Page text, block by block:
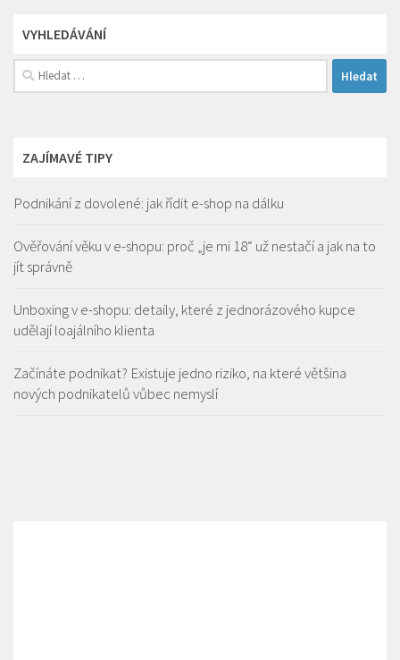
VYHLEDÁVÁNÍ
Vyhledávání
ZAJÍMAVÉ TIPY
Podnikání z dovolené: jak řídit e-shop na dálku
Ověřování věku v e-shopu: proč „je mi 18“ už nestačí a jak na to
jít správně
Unboxing v e-shopu: detaily, které z jednorázového kupce
udělají loajálního klienta
Začínáte podnikat? Existuje jedno riziko, na které většina
nových podnikatelů vůbec nemyslí